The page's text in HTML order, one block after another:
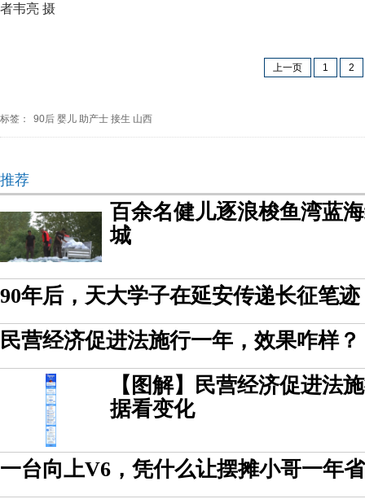
者韦亮 摄
上一页 1 2
标签： 90后 婴儿 助产士 接生 山西
推荐
百余名健儿逐浪梭鱼湾蓝
城
90年后，天大学子在延安传递长征笔迹
民营经济促进法施行一年，效果咋样？
【图解】民营经济促进法
据看变化
一台向上V6，凭什么让摆摊小哥一年